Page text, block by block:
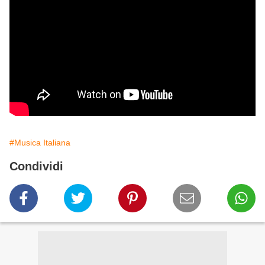
#Musica Italiana
Condividi